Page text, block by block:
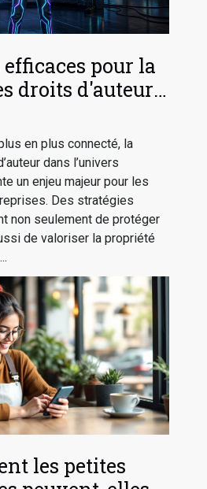
pour la
droits d'auteur
numérique
en plus connecté, la
dans l’univers
un enjeu majeur pour les
Des stratégies
non seulement de protéger
de valoriser la propriété
les petites